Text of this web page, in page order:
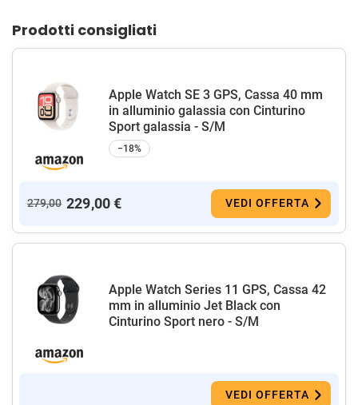
Prodotti consigliati
Apple Watch SE 3 GPS, Cassa 40 mm
in alluminio galassia con Cinturino
Sport galassia - S/M
−18%
279,00 229,00 € VEDI OFFERTA
Apple Watch Series 11 GPS, Cassa 42
mm in alluminio Jet Black con
Cinturino Sport nero - S/M
VEDI OFFERTA